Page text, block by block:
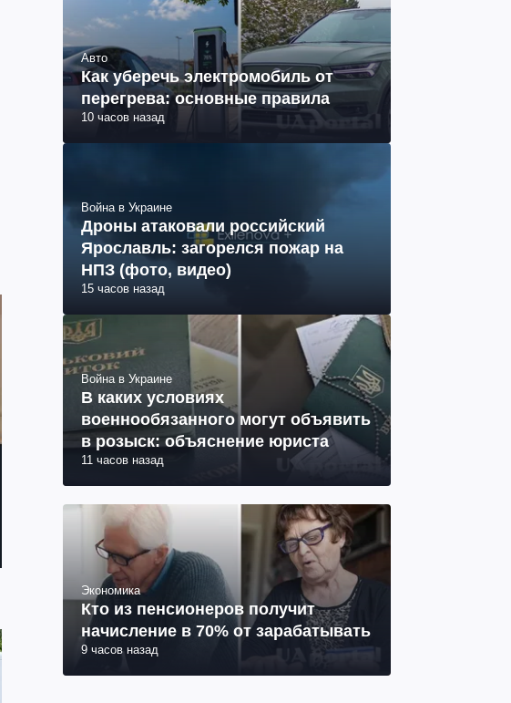
Авто
Как уберечь электромобиль от
перегрева: основные правила
10 часов назад
Война в Украине
Дроны атаковали российский
Ярославль: загорелся пожар на
НПЗ (фото, видео)
15 часов назад
Война в Украине
В каких условиях
военнообязанного могут объявить
в розыск: объяснение юриста
11 часов назад
Экономика
Кто из пенсионеров получит
начисление в 70% от зарабатывать
9 часов назад